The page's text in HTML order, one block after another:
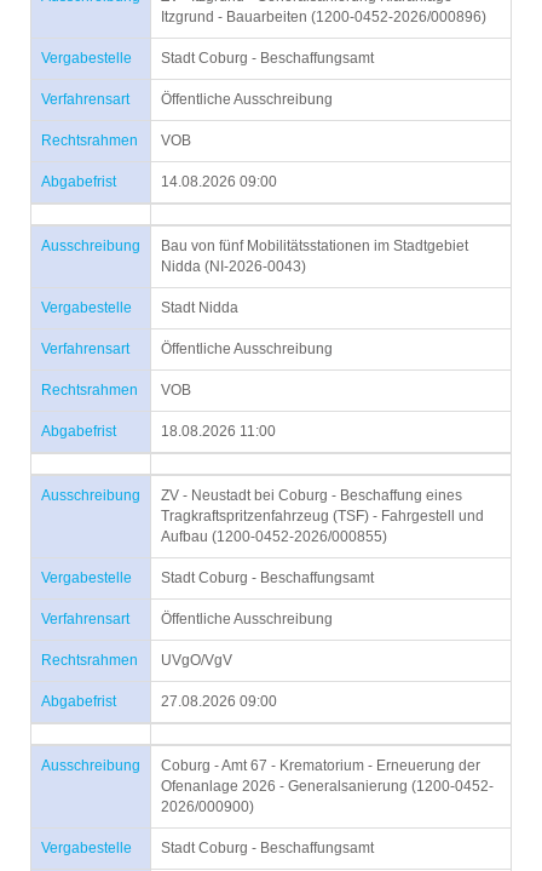
Itzgrund - Bauarbeiten (1200-0452-2026/000896)
Vergabestelle Stadt Coburg - Beschaffungsamt
Verfahrensart Öffentliche Ausschreibung
Rechtsrahmen VOB
Abgabefrist 14.08.2026 09:00
Ausschreibung
Bau von fünf Mobilitätsstationen im Stadtgebiet
Nidda (NI-2026-0043)
Vergabestelle Stadt Nidda
Verfahrensart Öffentliche Ausschreibung
Rechtsrahmen VOB
Abgabefrist 18.08.2026 11:00
Ausschreibung
ZV - Neustadt bei Coburg - Beschaffung eines
Tragkraftspritzenfahrzeug (TSF) - Fahrgestell und
Aufbau (1200-0452-2026/000855)
Vergabestelle Stadt Coburg - Beschaffungsamt
Verfahrensart Öffentliche Ausschreibung
Rechtsrahmen UVgO/VgV
Abgabefrist 27.08.2026 09:00
Ausschreibung
Coburg - Amt 67 - Krematorium - Erneuerung der
Ofenanlage 2026 - Generalsanierung (1200-0452-
2026/000900)
Vergabestelle Stadt Coburg - Beschaffungsamt